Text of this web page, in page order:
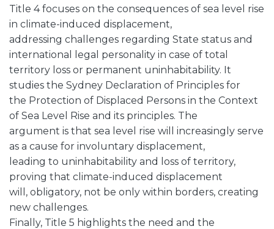
Title 4 focuses on the consequences of sea level rise
in climate-induced displacement,
addressing challenges regarding State status and
international legal personality in case of total
territory loss or permanent uninhabitability. It
studies the Sydney Declaration of Principles for
the Protection of Displaced Persons in the Context
of Sea Level Rise and its principles. The
argument is that sea level rise will increasingly serve
as a cause for involuntary displacement,
leading to uninhabitability and loss of territory,
proving that climate-induced displacement
will, obligatory, not be only within borders, creating
new challenges.
Finally, Title 5 highlights the need and the